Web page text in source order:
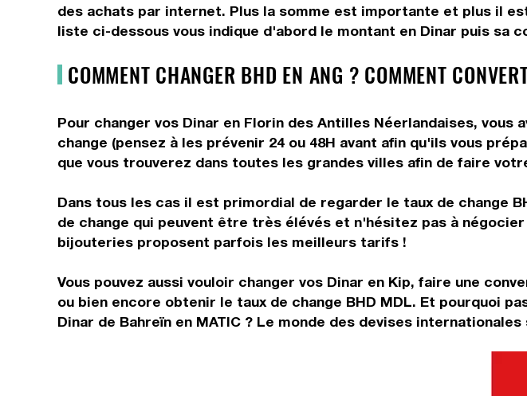
des achats par internet. Plus la somme est importante et plus il
liste ci-dessous vous indique d'abord le montant en Dinar puis sa
COMMENT CHANGER BHD EN ANG ? COMMENT
Pour changer vos Dinar en Florin des Antilles Néerlandaises,
change (pensez à les prévenir 24 ou 48H avant afin qu'ils vous
que vous trouverez dans toutes les grandes villes afin de faire
Dans tous les cas il est primordial de regarder le taux de change
de change qui peuvent être très élévés et n'hésitez pas à
bijouteries proposent parfois les meilleurs tarifs !
Vous pouvez aussi vouloir changer vos Dinar en Kip, faire une
ou bien encore obtenir le taux de change BHD MDL. Et pourquoi
Dinar de Bahreïn en MATIC ? Le monde des devises